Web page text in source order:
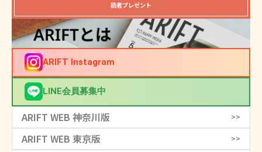
読者プレゼント
ARIFT Instagram
LINE会員募集中
ARIFT WEB 神奈川版 >>
ARIFT WEB 東京版 >>